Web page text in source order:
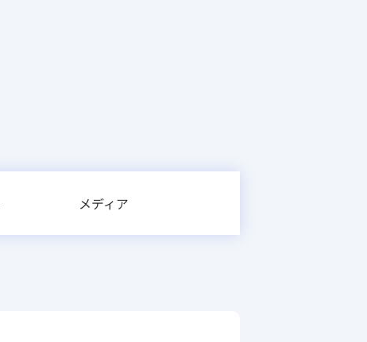
メディア